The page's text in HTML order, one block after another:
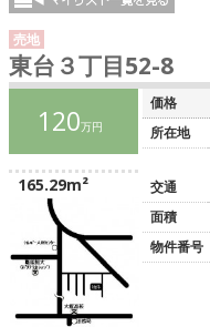
売地
東台３丁目52-8
120万円
165.29m²
価格
所在地
交通
面積
物件番号